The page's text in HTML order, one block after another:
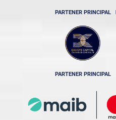
PARTENER PRINCIPAL
PARTENER PRINCIPAL